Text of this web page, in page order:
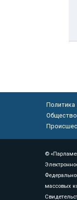
Политика
Общество
©
массовых